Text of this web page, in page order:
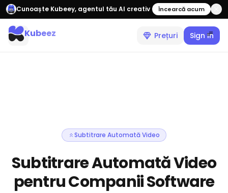
Cunoaște Kubeey, agentul tău AI creativ Încearcă acum
Prețuri Sign In
Kubeez
Subtitrare Automată Video
Subtitrare Automată Video
pentru Companii Software